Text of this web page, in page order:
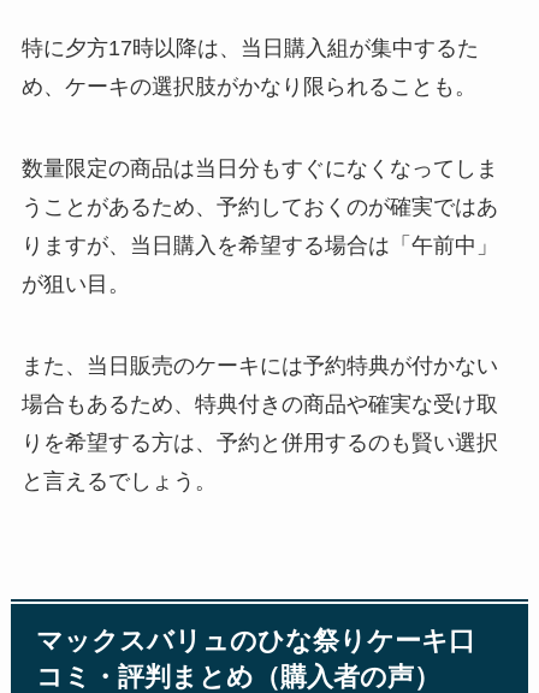
特に夕方17時以降は、当日購入組が集中するた
め、ケーキの選択肢がかなり限られることも。
数量限定の商品は当日分もすぐになくなってしま
うことがあるため、予約しておくのが確実ではあ
りますが、当日購入を希望する場合は「午前中」
が狙い目。
また、当日販売のケーキには予約特典が付かない
場合もあるため、特典付きの商品や確実な受け取
りを希望する方は、予約と併用するのも賢い選択
と言えるでしょう。
マックスバリュのひな祭りケーキ口
コミ・評判まとめ（購入者の声）